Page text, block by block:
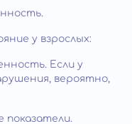
у взрослых:
Если у
вероятно,
показатели.